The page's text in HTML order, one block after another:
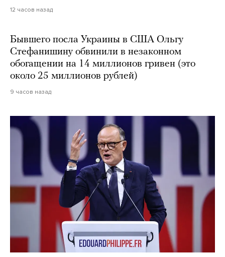
12 часов назад
Бывшего посла Украины в США Ольгу
Стефанишину обвинили в незаконном
обогащении на 14 миллионов гривен (это
около 25 миллионов рублей)
9 часов назад